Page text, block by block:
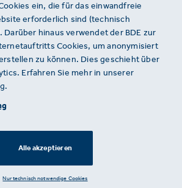
und
V.
2
auf unserer Website
defekter Link
uns über Ihren
ein, die für das einwandfreie
erforderlich sind (technisch
Darüber hinaus verwendet der BDE zur
Cookies, um anonymisiert
zu können. Dies geschieht über
Erfahren Sie mehr in unserer
Alle akzeptieren
Nur technisch notwendige Cookies